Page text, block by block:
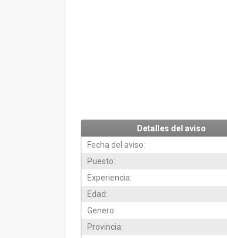
Detalles del aviso
Fecha del aviso:
Puesto:
Experiencia:
Edad:
Genero:
Provincia: